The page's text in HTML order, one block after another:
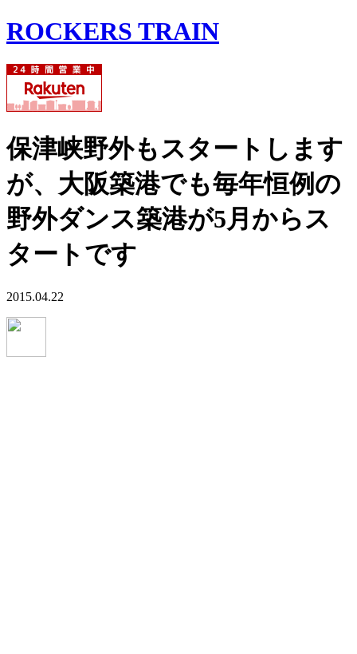
ROCKERS TRAIN
保津峡野外もスタートします
が、大阪築港でも毎年恒例の
野外ダンス築港が5月からス
タートです
2015.04.22